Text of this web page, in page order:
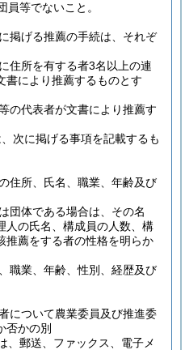
員等でないこと。
に掲げる推薦の手続は、それぞ
住所を有する者3名以上の連
書により推薦するものとす
の代表者が文書により推薦す
次に掲げる事項を記載するも
住所、氏名、職業、年齢及び
団体である場合は、その名
人の氏名、構成員の人数、構
推薦をする者の性格を明らか
職業、年齢、性別、経歴及び
について農業委員及び推進委
否かの別
、郵送、ファックス、電子メ